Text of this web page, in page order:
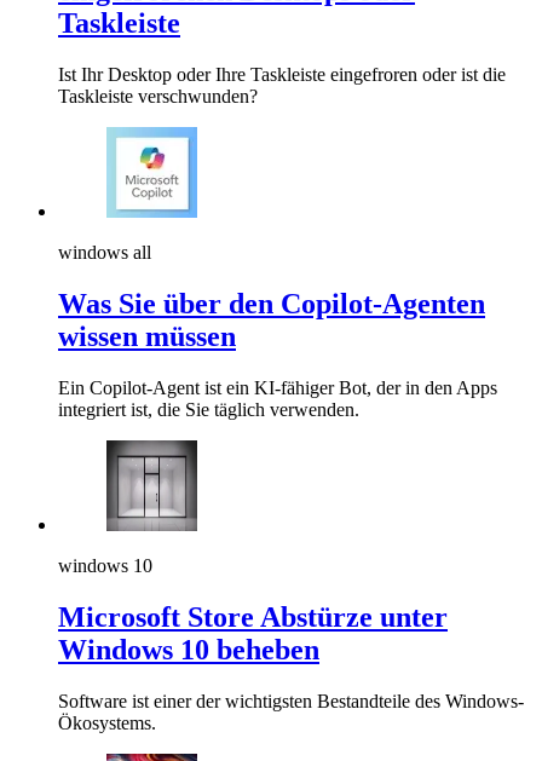
Taskleiste
Ist Ihr Desktop oder Ihre Taskleiste eingefroren oder ist die
Taskleiste verschwunden?
windows all
Was Sie über den Copilot-Agenten
wissen müssen
Ein Copilot-Agent ist ein KI-fähiger Bot, der in den Apps
integriert ist, die Sie täglich verwenden.
windows 10
Microsoft Store Abstürze unter
Windows 10 beheben
Software ist einer der wichtigsten Bestandteile des Windows-
Ökosystems.